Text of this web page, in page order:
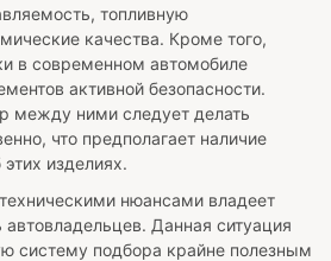
топливную
качества. Кроме того,
в современном автомобиле
активной безопасности.
между ними следует делать
что предполагает наличие
изделиях.
нюансами владеет
Данная ситуация
систему подбора крайне полезным